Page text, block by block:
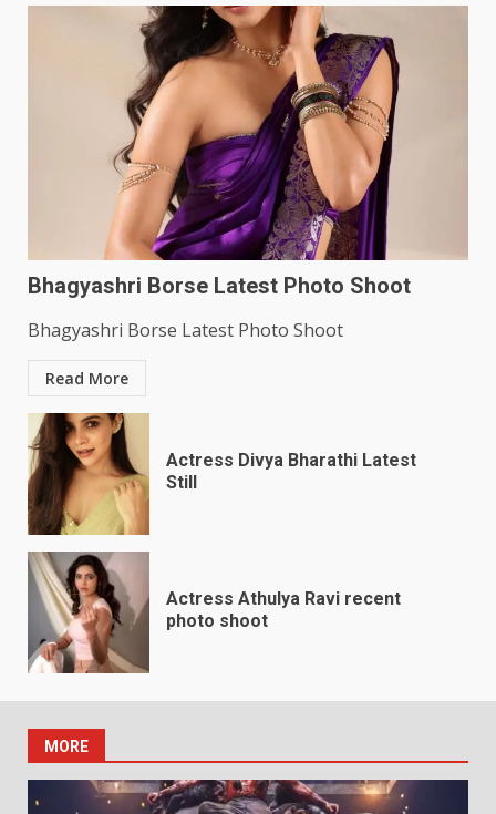
Bhagyashri Borse Latest Photo Shoot
Bhagyashri Borse Latest Photo Shoot
Read More
Actress Divya Bharathi Latest
Still
Actress Athulya Ravi recent
photo shoot
MORE